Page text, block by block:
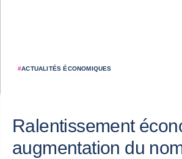
#ACTUALITÉS ÉCONOMIQUES
Ralentissement
augmentation du